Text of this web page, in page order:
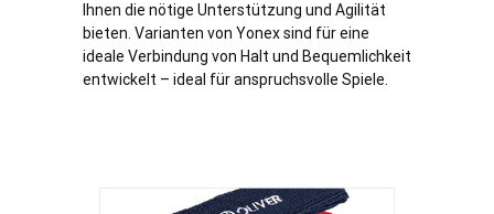
Ihnen die nötige Unterstützung und Agilität
bieten. Varianten von Yonex sind für eine
ideale Verbindung von Halt und Bequemlichkeit
entwickelt – ideal für anspruchsvolle Spiele.